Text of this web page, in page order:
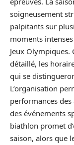
soigneusement
palpitants sur
moments
Jeux Olympiques.
détaillé, les
qui se
L’organisation
performances des
des événements
biathlon promet
saison, alors que